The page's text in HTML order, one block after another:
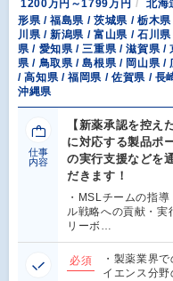
1200万円～1799万円
北海
形県 / 福島県 / 茨城県 / 栃木
川県 / 新潟県 / 富山県 / 石川
県 / 愛知県 / 三重県 / 滋賀県 /
県 / 鳥取県 / 島根県 / 岡山県 /
/ 高知県 / 福岡県 / 佐賀県 / 長
沖縄県
仕事
内容
【新薬承認を控え
に対応する製品ポ
の実行支援などを
だきます！
・MSLチームの指
ル戦略への貢献・
リーボ…
必須
・製薬業界
イエンス分